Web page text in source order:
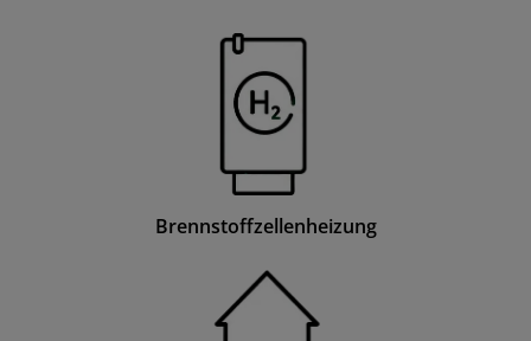
Brennstoffzellenheizung